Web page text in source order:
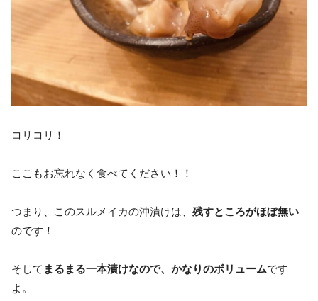
コリコリ！
ここもお忘れなく食べてください！！
つまり、このスルメイカの沖漬けは、 残すところがほぼ無い
のです！
そして まるまる一本漬けなので、かなりのボリュームです
よ。